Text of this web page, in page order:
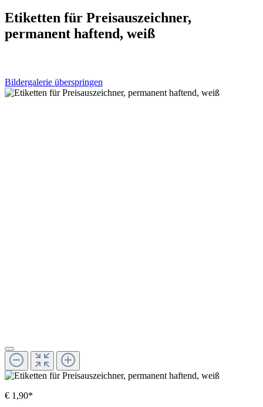
Etiketten für Preisauszeichner,
permanent haftend, weiß
Bildergalerie überspringen
€ 1,90*